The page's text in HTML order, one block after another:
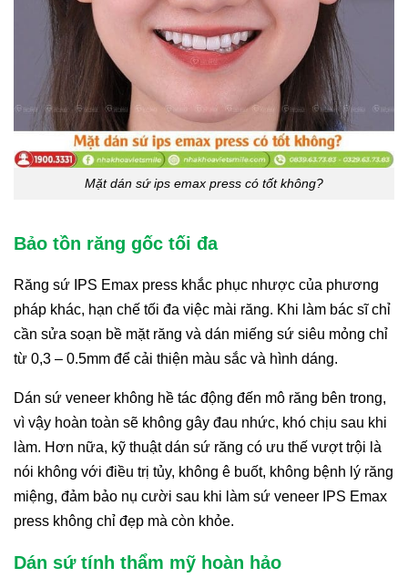
Mặt dán sứ ips emax press có tốt không?
Bảo tồn răng gốc tối đa
Răng sứ IPS Emax press khắc phục nhược của phương
pháp khác, hạn chế tối đa việc mài răng. Khi làm bác sĩ chỉ
cần sửa soạn bề mặt răng và dán miếng sứ siêu mỏng chỉ
từ 0,3 – 0.5mm để cải thiện màu sắc và hình dáng.
Dán sứ veneer không hề tác động đến mô răng bên trong,
vì vậy hoàn toàn sẽ không gây đau nhức, khó chịu sau khi
làm. Hơn nữa, kỹ thuật dán sứ răng có ưu thế vượt trội là
nói không với điều trị tủy, không ê buốt, không bệnh lý răng
miệng, đảm bảo nụ cười sau khi làm sứ veneer IPS Emax
press không chỉ đẹp mà còn khỏe.
Dán sứ tính thẩm mỹ hoàn hảo